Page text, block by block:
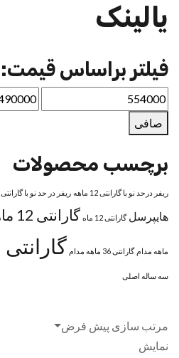
یالینک
فیلتر براساس قیمت:
صافی
برچسب محصولات
ریفر درحد نو با گارانتی 12 ماهه ریفر در حد نو با گارانتی 12 ماهه
هایپرسل گارانتی 12 ماه گارانتی 12 ماهه
ماهه مدام گارانتی 36 ماهه مدام
سه ساله اصلی
مرتب سازی پیش فرض
نمایش